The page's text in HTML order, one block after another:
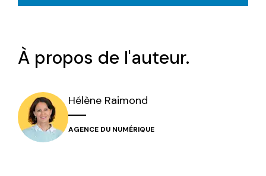
À propos de l'auteur.
Hélène Raimond
AGENCE DU NUMÉRIQUE